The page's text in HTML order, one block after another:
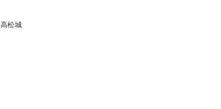
高松城